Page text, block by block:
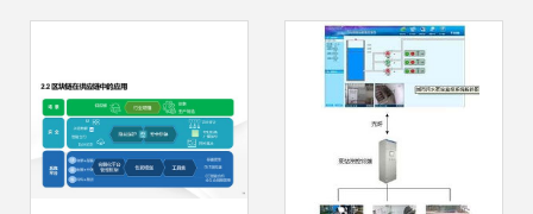
道信息系统集成服
务